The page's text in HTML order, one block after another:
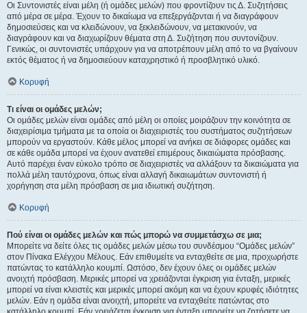
Οι Συντονιστές είναι μέλη (ή ομάδες μελών) που φροντίζουν τις Δ. Συζητήσεις
από μέρα σε μέρα. Έχουν το δικαίωμα να επεξεργάζονται ή να διαγράφουν
δημοσιεύσεις και να κλειδώνουν, να ξεκλειδώνουν, να μετακινούν, να
διαγράφουν και να διαχωρίζουν θέματα στη Δ. Συζήτηση που συντονίζουν.
Γενικώς, οι συντονιστές υπάρχουν για να αποτρέπουν μέλη από το να βγαίνουν
εκτός θέματος ή να δημοσιεύουν καταχρηστικό ή προσβλητικό υλικό.
Κορυφή
Τι είναι οι ομάδες μελών;
Οι ομάδες μελών είναι ομάδες από μέλη οι οποίες μοιράζουν την κοινότητα σε
διαχειρίσιμα τμήματα με τα οποία οι διαχειριστές του συστήματος συζητήσεων
μπορούν να εργαστούν. Κάθε μέλος μπορεί να ανήκει σε διάφορες ομάδες και
σε κάθε ομάδα μπορεί να έχουν ανατεθεί επιμέρους δικαιώματα πρόσβασης.
Αυτό παρέχει έναν εύκολο τρόπο σε διαχειριστές να αλλάξουν τα δικαιώματα για
πολλά μέλη ταυτόχρονα, όπως είναι αλλαγή δικαιωμάτων συντονιστή ή
χορήγηση στα μέλη πρόσβαση σε μια ιδιωτική συζήτηση.
Κορυφή
Πού είναι οι ομάδες μελών και πώς μπορώ να συμμετάσχω σε μια;
Μπορείτε να δείτε όλες τις ομάδες μελών μέσω του συνδέσμου “Ομάδες μελών”
στον Πίνακα Ελέγχου Μέλους. Εάν επιθυμείτε να ενταχθείτε σε μια, προχωρήστε
πατώντας το κατάλληλο κουμπί. Ωστόσο, δεν έχουν όλες οι ομάδες μελών
ανοιχτή πρόσβαση. Μερικές μπορεί να χρειάζονται έγκριση για ένταξη, μερικές
μπορεί να είναι κλειστές και μερικές μπορεί ακόμη και να έχουν κρυφές ιδιότητες
μελών. Εάν η ομάδα είναι ανοιχτή, μπορείτε να ενταχθείτε πατώντας στο